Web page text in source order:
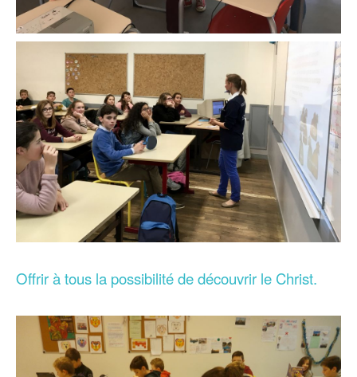
Offrir à tous la possibilité de découvrir le Christ.